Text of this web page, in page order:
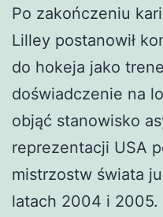
Po zakończeniu
Lilley postanowił
do hokeja jako
doświadczenie na
objąć stanowisko
reprezentacji USA
mistrzostw świata
latach 2004 i 2005.